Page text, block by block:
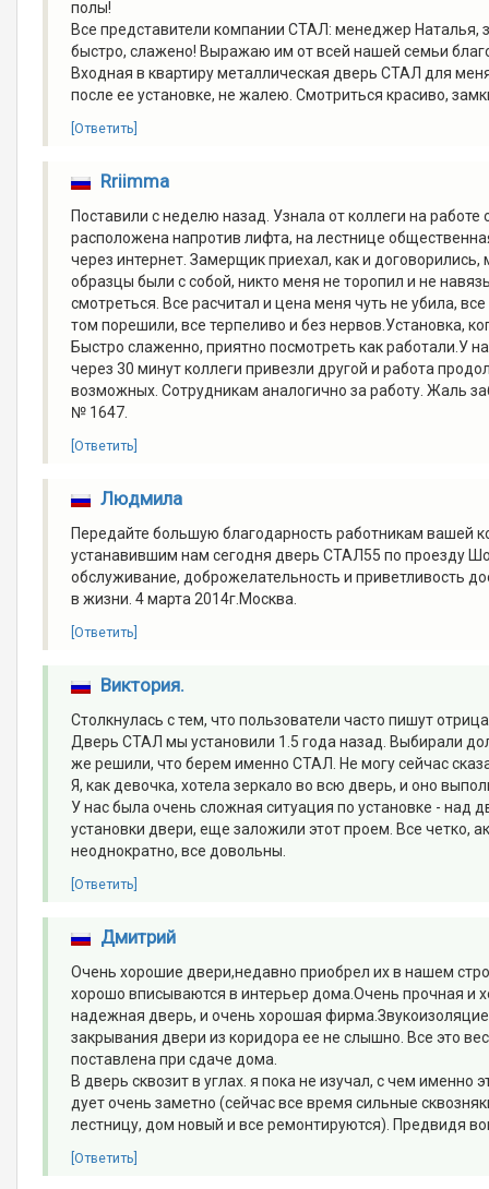
полы!
Все представители компании СТАЛ: менеджер Наталья,
быстро, слажено! Выражаю им от всей нашей семьи
Входная в квартиру металлическая дверь СТАЛ для
после ее установке, не жалею. Смотриться красиво,
[Ответить]
Rriimma
Поставили с неделю назад. Узнала от коллеги на
расположена напротив лифта, на лестнице
через интернет. Замерщик приехал, как и
образцы были с собой, никто меня не торопил и не
смотреться. Все расчитал и цена меня чуть не убила,
том порешили, все терпеливо и без нервов.Установка,
Быстро слаженно, приятно посмотреть как работали.У
через 30 минут коллеги привезли другой и работа
возможных. Сотрудникам аналогично за работу. Жаль
№ 1647.
[Ответить]
Людмила
Передайте большую благодарность работникам
устанавившим нам сегодня дверь СТАЛ55 по проезду
обслуживание, доброжелательность и приветливость
в жизни. 4 марта 2014г.Москва.
[Ответить]
Виктория.
Столкнулась с тем, что пользователи часто пишут
Дверь СТАЛ мы установили 1.5 года назад. Выбирали
же решили, что берем именно СТАЛ. Не могу сейчас
Я, как девочка, хотела зеркало во всю дверь, и оно
У нас была очень сложная ситуация по установке -
установки двери, еще заложили этот проем. Все четко,
неоднократно, все довольны.
[Ответить]
Дмитрий
Очень хорошие двери,недавно приобрел их в нашем
хорошо вписываются в интерьер дома.Очень прочная и
надежная дверь, и очень хорошая
закрывания двери из коридора ее не слышно. Все это
поставлена при сдаче дома.
В дверь сквозит в углах. я пока не изучал, с чем
дует очень заметно (сейчас все время сильные
лестницу, дом новый и все ремонтируются). Предвидя
[Ответить]